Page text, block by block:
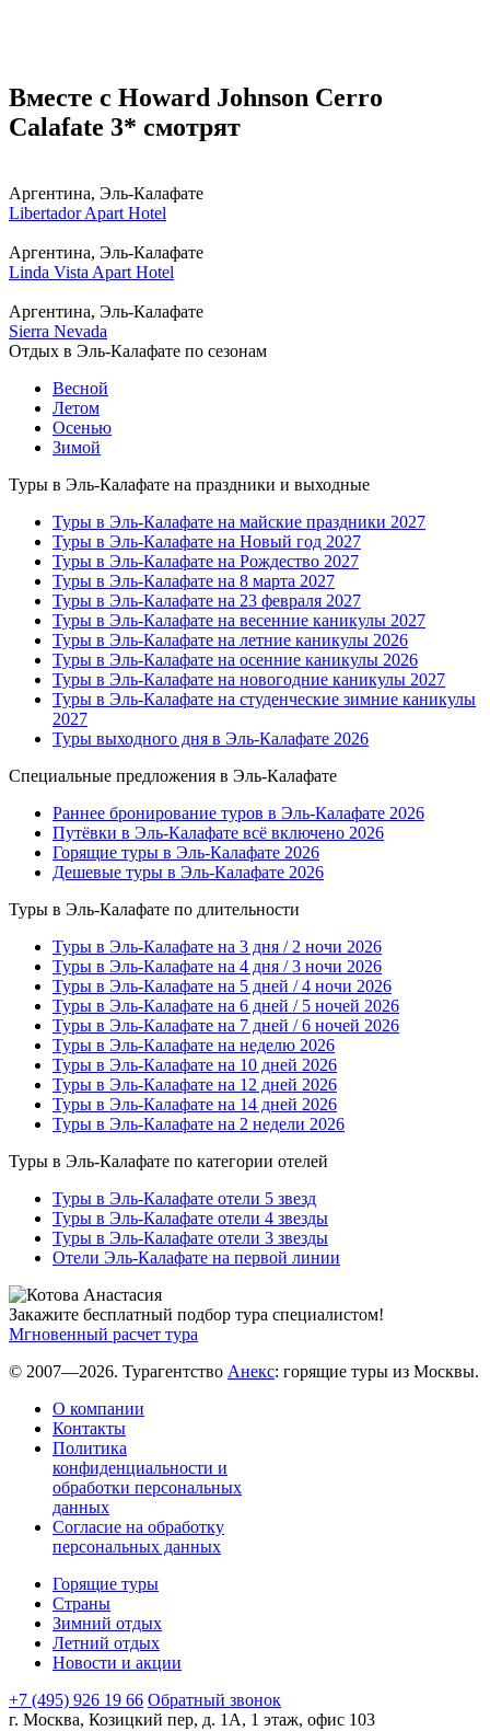
Вместе с Howard Johnson Cerro
Calafate 3* смотрят
Аргентина, Эль-Калафате
Libertador Apart Hotel
Аргентина, Эль-Калафате
Linda Vista Apart Hotel
Аргентина, Эль-Калафате
Sierra Nevada
Отдых в Эль-Калафате по сезонам
Весной
Летом
Осенью
Зимой
Туры в Эль-Калафате на праздники и выходные
Туры в Эль-Калафате на майские праздники 2027
Туры в Эль-Калафате на Новый год 2027
Туры в Эль-Калафате на Рождество 2027
Туры в Эль-Калафате на 8 марта 2027
Туры в Эль-Калафате на 23 февраля 2027
Туры в Эль-Калафате на весенние каникулы 2027
Туры в Эль-Калафате на летние каникулы 2026
Туры в Эль-Калафате на осенние каникулы 2026
Туры в Эль-Калафате на новогодние каникулы 2027
Туры в Эль-Калафате на студенческие зимние каникулы
2027
Туры выходного дня в Эль-Калафате 2026
Специальные предложения в Эль-Калафате
Раннее бронирование туров в Эль-Калафате 2026
Путёвки в Эль-Калафате всё включено 2026
Горящие туры в Эль-Калафате 2026
Дешевые туры в Эль-Калафате 2026
Туры в Эль-Калафате по длительности
Туры в Эль-Калафате на 3 дня / 2 ночи 2026
Туры в Эль-Калафате на 4 дня / 3 ночи 2026
Туры в Эль-Калафате на 5 дней / 4 ночи 2026
Туры в Эль-Калафате на 6 дней / 5 ночей 2026
Туры в Эль-Калафате на 7 дней / 6 ночей 2026
Туры в Эль-Калафате на неделю 2026
Туры в Эль-Калафате на 10 дней 2026
Туры в Эль-Калафате на 12 дней 2026
Туры в Эль-Калафате на 14 дней 2026
Туры в Эль-Калафате на 2 недели 2026
Туры в Эль-Калафате по категории отелей
Туры в Эль-Калафате отели 5 звезд
Туры в Эль-Калафате отели 4 звезды
Туры в Эль-Калафате отели 3 звезды
Отели Эль-Калафате на первой линии
Закажите бесплатный подбор тура специалистом!
Мгновенный расчет тура
© 2007—2026. Турагентство Анекс: горящие туры из Москвы.
О компании
Контакты
Политика
конфиденциальности и
обработки персональных
данных
Согласие на обработку
персональных данных
Горящие туры
Страны
Зимний отдых
Летний отдых
Новости и акции
+7 (495) 926 19 66 Обратный звонок
г. Москва, Козицкий пер, д. 1А, 1 этаж, офис 103